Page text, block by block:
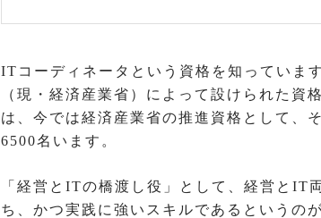
ITコーディネータという資格を知っていま
（現・経済産業省）によって設けられた資
は、今では経済産業省の推進資格として、
6500名います。
「経営とITの橋渡し役」として、経営とIT
ち、かつ実践に強いスキルであるというの